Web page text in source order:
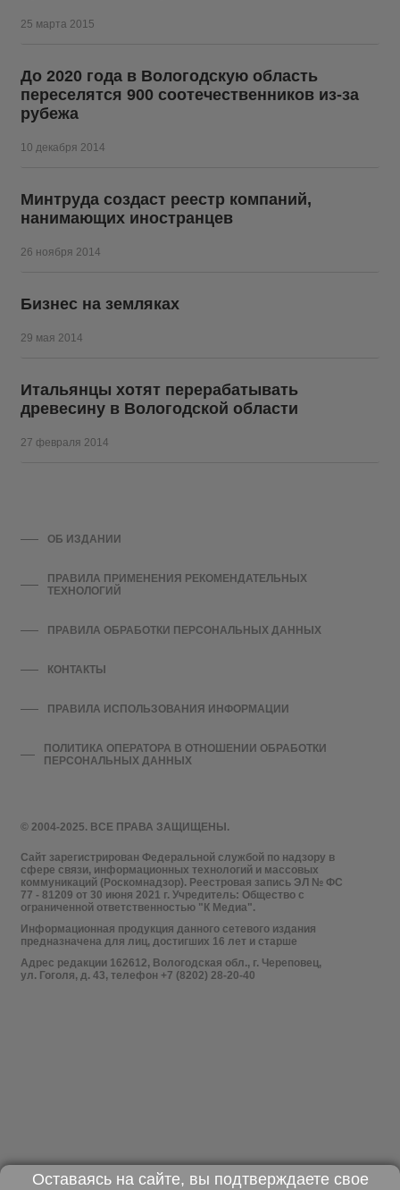
25 марта 2015
До 2020 года в Вологодскую область
переселятся 900 соотечественников из-за
рубежа
10 декабря 2014
Минтруда создаст реестр компаний,
нанимающих иностранцев
26 ноября 2014
Бизнес на земляках
29 мая 2014
Итальянцы хотят перерабатывать
древесину в Вологодской области
27 февраля 2014
© 2004-2025. ВСЕ ПРАВА ЗАЩИЩЕНЫ.
Сайт зарегистрирован Федеральной службой по надзору в
сфере связи, информационных технологий и массовых
коммуникаций (Роскомнадзор). Реестровая запись ЭЛ № ФС
77 - 81209 от 30 июня 2021 г. Учредитель: Общество с
ограниченной ответственностью "К Медиа".
Информационная продукция данного сетевого издания
предназначена для лиц, достигших 16 лет и старше
Адрес редакции 162612, Вологодская обл., г. Череповец,
ул. Гоголя, д. 43, телефон +7 (8202) 28-20-40
ОБ ИЗДАНИИ
ПРАВИЛА ПРИМЕНЕНИЯ РЕКОМЕНДАТЕЛЬНЫХ
ТЕХНОЛОГИЙ
ПРАВИЛА ОБРАБОТКИ ПЕРСОНАЛЬНЫХ ДАННЫХ
КОНТАКТЫ
ПРАВИЛА ИСПОЛЬЗОВАНИЯ ИНФОРМАЦИИ
ПОЛИТИКА ОПЕРАТОРА В ОТНОШЕНИИ ОБРАБОТКИ
ПЕРСОНАЛЬНЫХ ДАННЫХ
Оставаясь на сайте, вы подтверждаете свое